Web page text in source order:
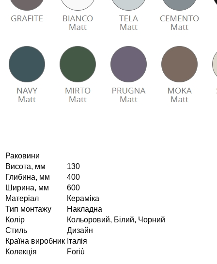
Раковини
Висота, мм
130
Глибина, мм
400
Ширина, мм
600
Матеріал
Кераміка
Тип монтажу
Накладна
Колір
Кольоровий, Білий, Чорний
Стиль
Дизайн
Країна виробник Італія
Колекція
Foriù